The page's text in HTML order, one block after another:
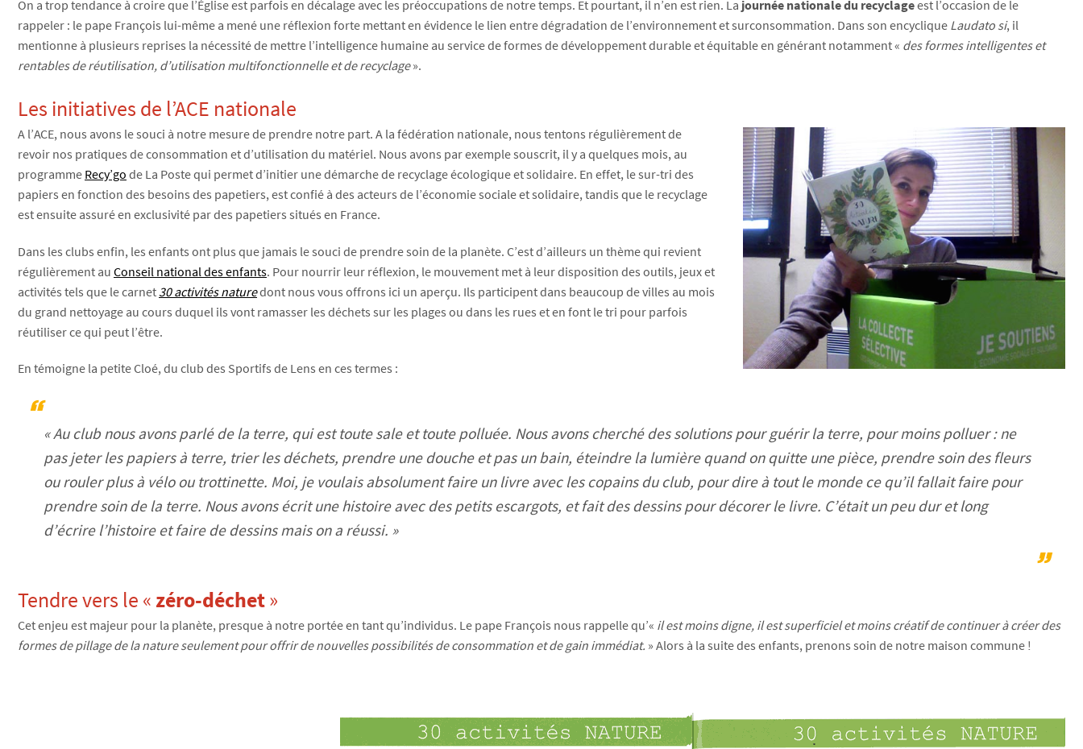
On a trop tendance à croire que l’Église est parfois en décalage avec les préoccupations de notre temps. Et pourtant, il n’en est rien. La journée nationale du recyclageest l’occasion de le
rappeler : le pape François lui-même a mené une réflexion forte mettant en évidence le lien entre dégradation de l’environnement et surconsommation. Dans son encyclique Laudato si, il
mentionne à plusieurs reprises la nécessité de mettre l’intelligence humaine au service de formes de développement durable et équitable en générant notamment « des formes intelligentes et
rentables de réutilisation, d’utilisation multifonctionnelle et de recyclage».
Les initiatives de l’ACE nationale
A l’ACE, nous avons le souci à notre mesure de prendre notre part. A la fédération nationale, nous tentons régulièrement de
revoir nos pratiques de consommation et d’utilisation du matériel. Nous avons par exemple souscrit, il y a quelques mois, au
programme Recy’go de La Poste qui permet d’initier une démarche de recyclage écologique et solidaire. En effet, le sur-tri des
papiers en fonction des besoins des papetiers, est confié à des acteurs de l’économie sociale et solidaire, tandis que le recyclage
est ensuite assuré en exclusivité par des papetiers situés en France.
Dans les clubs enfin, les enfants ont plus que jamais le souci de prendre soin de la planète. C’est d’ailleurs un thème qui revient
régulièrement au Conseil national des enfants. Pour nourrir leur réflexion, le mouvement met à leur disposition des outils, jeux et
activités tels que le carnet 30 activités naturedont nous vous offrons ici un aperçu. Ils participent dans beaucoup de villes au mois
du grand nettoyage au cours duquel ils vont ramasser les déchets sur les plages ou dans les rues et en font le tri pour parfois
réutiliser ce qui peut l’être.
En témoigne la petite Cloé, du club des Sportifs de Lens en ces termes :
« Au club nous avons parlé de la terre, qui est toute sale et toute polluée. Nous avons cherché des solutions pour guérir la terre, pour moins polluer : ne
pas jeter les papiers à terre, trier les déchets, prendre une douche et pas un bain, éteindre la lumière quand on quitte une pièce, prendre soin des fleurs
ou rouler plus à vélo ou trottinette. Moi, je voulais absolument faire un livre avec les copains du club, pour dire à tout le monde ce qu’il fallait faire pour
prendre soin de la terre. Nous avons écrit une histoire avec des petits escargots, et fait des dessins pour décorer le livre. C’était un peu dur et long
d’écrire l’histoire et faire de dessins mais on a réussi. »
Tendre vers le « zéro-déchet»
Cet enjeu est majeur pour la planète, presque à notre portée en tant qu’individus. Le pape François nous rappelle qu’« il est moins digne, il est superficiel et moins créatif de continuer à créer des
formes de pillage de la nature seulement pour offrir de nouvelles possibilités de consommation et de gain immédiat. » Alors à la suite des enfants, prenons soin de notre maison commune !